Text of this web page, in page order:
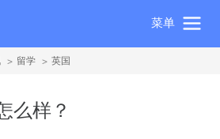
菜单
留学 英国
么样？